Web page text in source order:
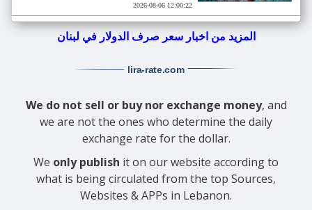
2026-08-06 12:00:22
المزيد من اخبار سعر صرف الدولار في لبنان
lira-rate.com
We do not sell or buy nor exchange money, and
we are not the ones who determine the daily
exchange rate for the dollar.
We only publish it on our website according to
what is being circulated from the top Sources,
Websites & APPs in Lebanon.